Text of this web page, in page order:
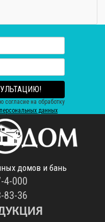
согласие на обработку
персональных данных
домов и бань
4-000
83-36